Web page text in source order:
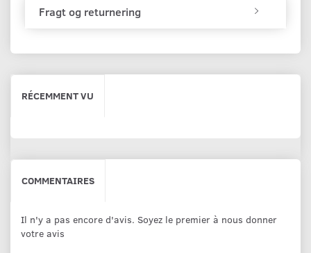
Fragt og returnering
RÉCEMMENT VU
COMMENTAIRES
Il n'y a pas encore d'avis. Soyez le premier à nous donner
votre avis